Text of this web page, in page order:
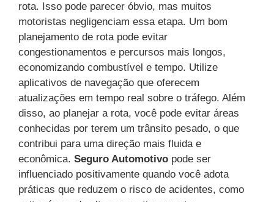
rota. Isso pode parecer óbvio, mas muitos
motoristas negligenciam essa etapa. Um bom
planejamento de rota pode evitar
congestionamentos e percursos mais longos,
economizando combustível e tempo. Utilize
aplicativos de navegação que oferecem
atualizações em tempo real sobre o tráfego. Além
disso, ao planejar a rota, você pode evitar áreas
conhecidas por terem um trânsito pesado, o que
contribui para uma direção mais fluida e
econômica. Seguro Automotivo pode ser
influenciado positivamente quando você adota
práticas que reduzem o risco de acidentes, como